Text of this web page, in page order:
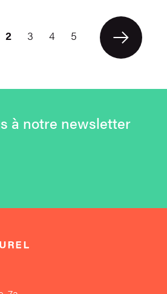
2 3 4 5
à notre newsletter
formulaire